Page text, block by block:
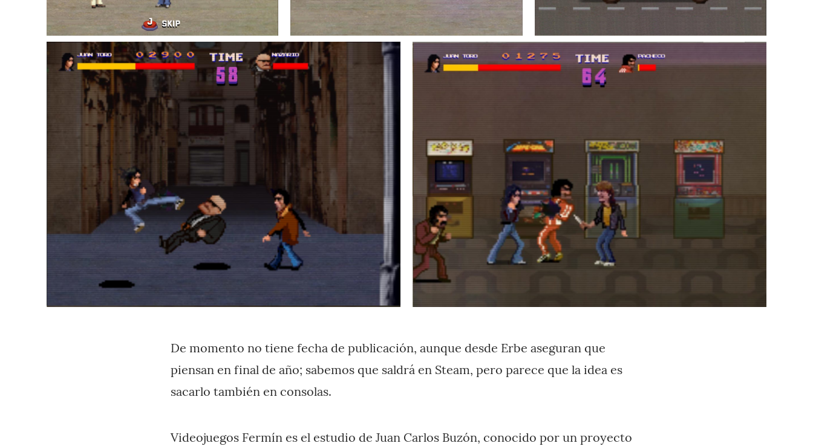
De momento no tiene fecha de publicación, aunque desde Erbe aseguran que
piensan en final de año; sabemos que saldrá en Steam, pero parece que la idea es
sacarlo también en consolas.
Videojuegos Fermín es el estudio de Juan Carlos Buzón, conocido por un proyecto